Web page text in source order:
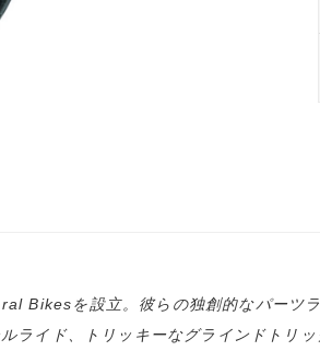
を設立。彼らの独創的なパーツラ
ライド、トリッキーなグラインドトリ